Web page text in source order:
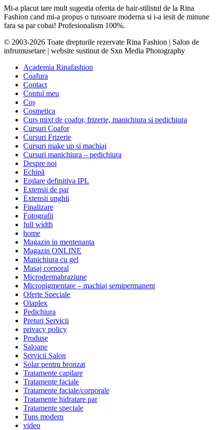
Mi-a placut tare mult sugestia oferita de hair-stilistul de la Rina
Fashion cand mi-a propus o tunsoare moderna si i-a iesit de minune
fara sa par cobai! Profesionalism 100%.
© 2003-2026 Toate drepturile rezervate Rina Fashion | Salon de
infrumusetare | website sustinut de Sxn Media Photography
Academia Rinafashion
Coafura
Contact
Contul meu
Coș
Cosmetica
Curs mixt de coafor, frizerie, manichiura si pedichiura
Cursuri Coafor
Cursuri Frizerie
Cursuri make up si machiaj
Cursuri manichiura – pedichiura
Despre noi
Echipă
Epilare definitiva IPL
Extensii de par
Extensii unghii
Finalizare
Fotografii
full width
home
Magazin in mentenanta
Magazin ONLINE
Manichiura cu gel
Masaj corporal
Microdermabraziune
Micropigmentare – machiaj semipermanent
Oferte Speciale
Olaplex
Pedichiura
Preturi Servicii
privacy policy
Produse
Saloane
Servicii Salon
Solar pentru bronzat
Tratamente capilare
Tratamente faciale
Tratamente faciale/corporale
Tratamente hidratare par
Tratamente speciale
Tuns modern
video